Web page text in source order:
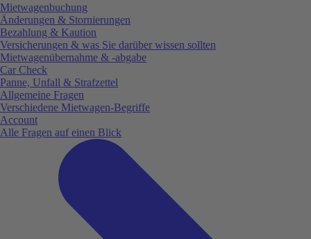
Mietwagenbuchung
Änderungen & Stornierungen
Bezahlung & Kaution
Versicherungen & was Sie darüber wissen sollten
Mietwagenübernahme & -abgabe
Car Check
Panne, Unfall & Strafzettel
Allgemeine Fragen
Verschiedene Mietwagen-Begriffe
Account
Alle Fragen auf einen Blick